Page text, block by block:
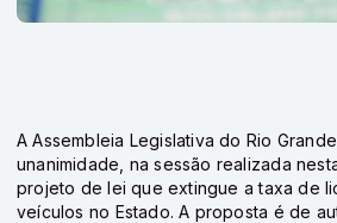
A Assembleia Legislativa do Rio
unanimidade, na sessão realizada
projeto de lei que extingue a taxa de
veículos no Estado. A proposta é de